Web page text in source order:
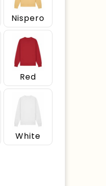
Nispero
Red
White